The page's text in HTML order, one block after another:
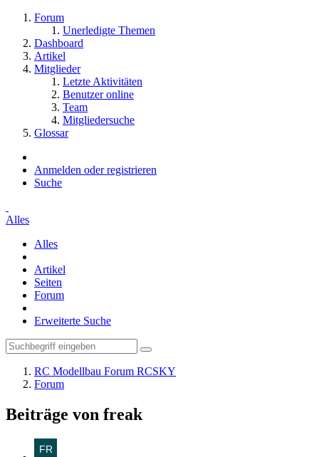
Forum
Unerledigte Themen
Dashboard
Artikel
Mitglieder
Letzte Aktivitäten
Benutzer online
Team
Mitgliedersuche
Glossar
Anmelden oder registrieren
Suche
Alles
Alles
Artikel
Seiten
Forum
Erweiterte Suche
RC Modellbau Forum RCSKY
Forum
Beiträge von freak